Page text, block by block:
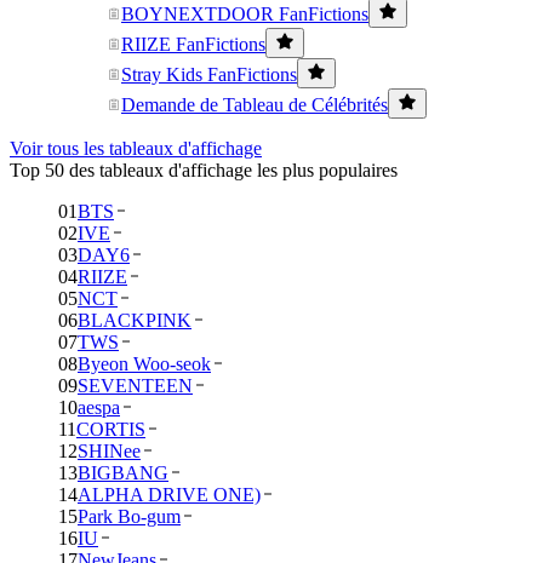
BOYNEXTDOOR FanFictions
RIIZE FanFictions
Stray Kids FanFictions
Demande de Tableau de Célébrités
Voir tous les tableaux d'affichage
Top 50 des tableaux d'affichage les plus populaires
01BTS
02IVE
03DAY6
04RIIZE
05NCT
06BLACKPINK
07TWS
08Byeon Woo-seok
09SEVENTEEN
10aespa
11CORTIS
12SHINee
13BIGBANG
14ALPHA DRIVE ONE)
15Park Bo-gum
16IU